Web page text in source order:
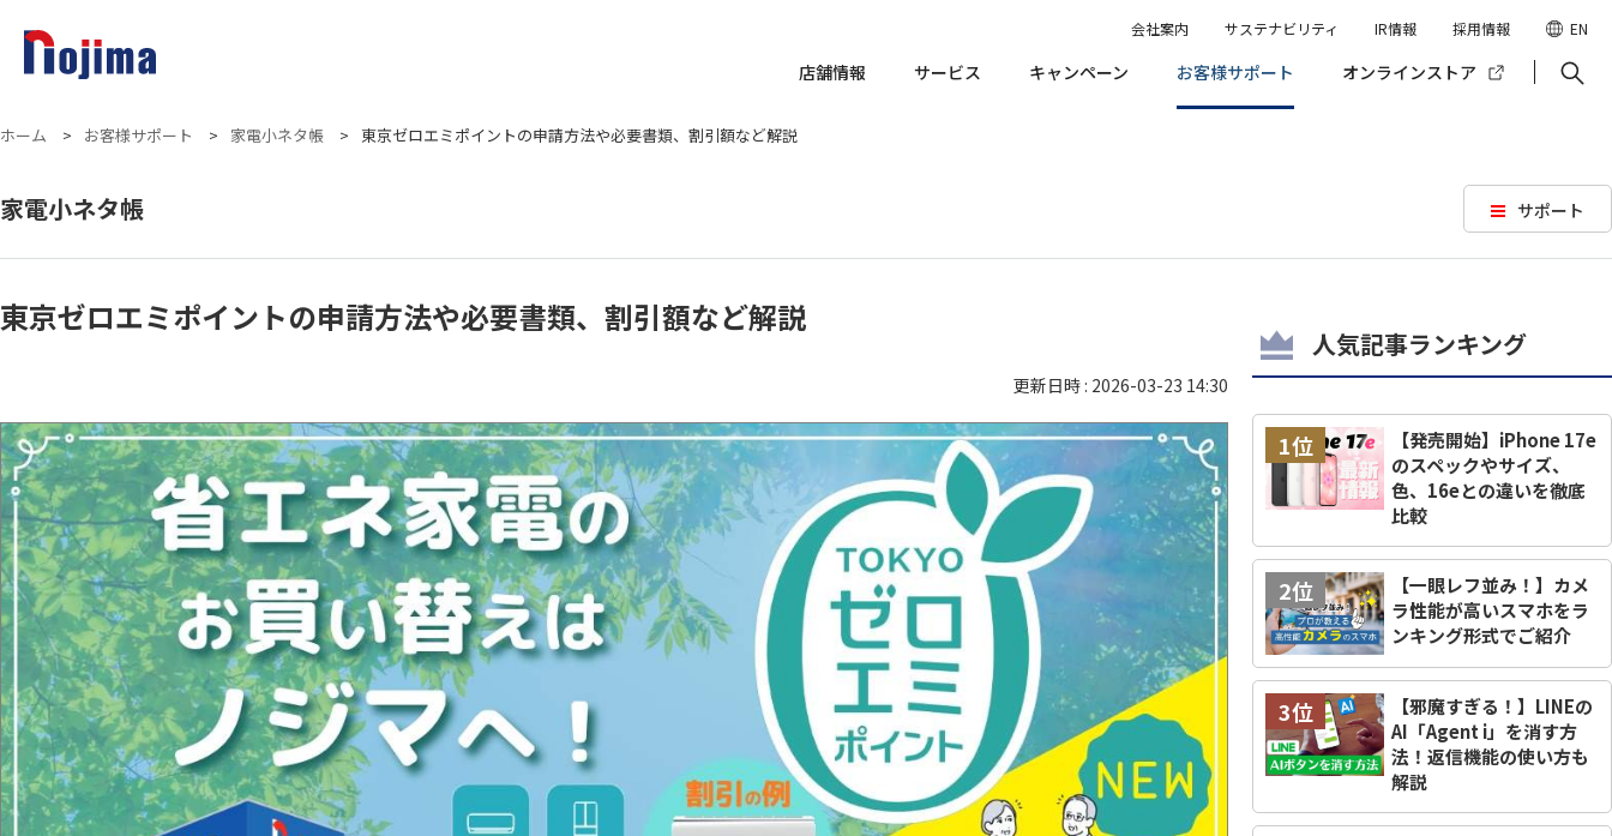
店舗情報 サービス キャンペーン お客様サポート オンラインストア
会社案内 サステナビリティ IR情報 採用情報 EN
ホーム > お客様サポート > 家電小ネタ帳 > 東京ゼロエミポイントの申請方法や必要書類、割引額など解説
サポート
家電小ネタ帳
東京ゼロエミポイントの申請方法や必要書類、割引額など解説
更新日時 : 2026-03-23 14:30
人気記事ランキング
1位
【発売開始】iPhone 17e
のスペックやサイズ、
色、16eとの違いを徹底
比較
2位
【一眼レフ並み！】カメ
ラ性能が高いスマホをラ
ンキング形式でご紹介
3位
【邪魔すぎる！】LINEの
AI「Agent i」を消す方
法！返信機能の使い方も
解説